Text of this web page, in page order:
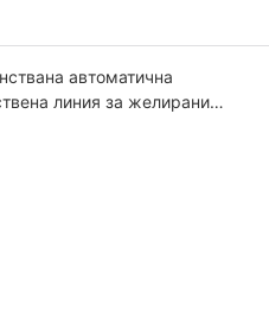
автоматична
линия за желирани